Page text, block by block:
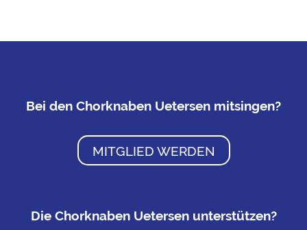
Bei den Chorknaben Uetersen mitsingen?
MITGLIED WERDEN
Die Chorknaben Uetersen unterstützen?